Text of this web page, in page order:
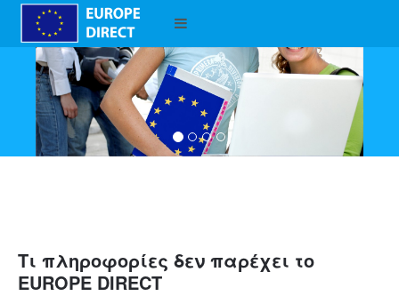
Τι πληροφορίες δεν παρέχει το
EUROPE DIRECT